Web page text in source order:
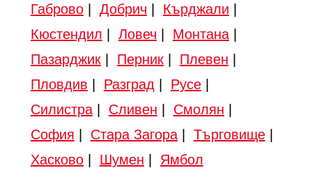
Габрово| Добрич Кърджали
Кюстендил
Ловеч Монтана|
Пазарджик| Перник| Плевен
Пловдив
Разград Русе|
Силистра| Сливен Смолян
София
Стара Загора| Търговище|
Хасково| Шумен Ямбол